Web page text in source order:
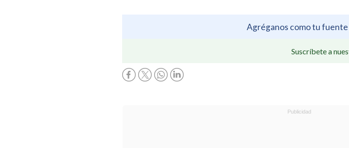
Agréganos como tu
Suscríbete a